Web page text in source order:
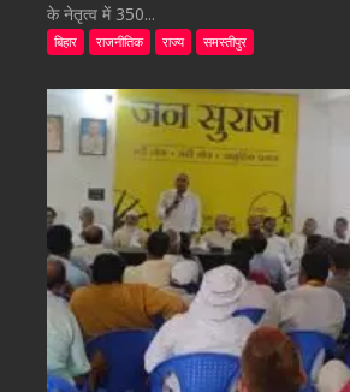
के नेतृत्व में 350...
बिहार राजनीतिक राज्य समस्तीपुर